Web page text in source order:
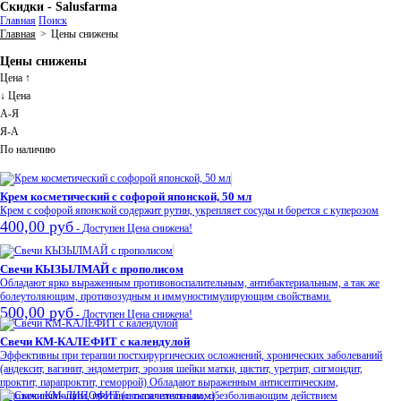
Скидки - Salusfarma
Главная Поиск
Главная > Цены снижены
Цены снижены
Цена ↑
↓ Цена
А-Я
Я-А
По наличию
Крем косметический с софорой японской, 50 мл
Крем с софорой японской содержит рутин, укрепляет сосуды и борется с куперозом
400,00 руб - Доступен Цена снижена!
Свечи КЫЗЫЛМАЙ с прополисом
Обладают ярко выраженным противовоспалительным, антибактериальным, а так же
болеутоляющим, противозудным и иммуностимулирующим свойствами.
500,00 руб - Доступен Цена снижена!
Свечи КМ-КАЛЕФИТ с календулой
Эффективны при терапии постхирургических осложнений, хронических заболеваний
(андексит, вагинит, эндометрит, эрозия шейки матки, цистит, уретрит, сигмоидит,
проктит, парапроктит, геморрой) Обладают выраженным антисептическим,
ранозаживляющим, противовоспалительным, обезболивающим действием